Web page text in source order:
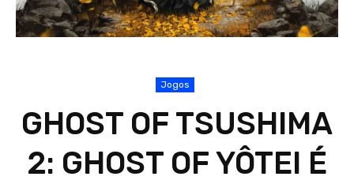
Jogos
GHOST OF TSUSHIMA
2: GHOST OF YÔTEI É